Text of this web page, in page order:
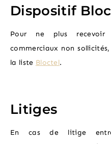
Dispositif
Pour ne plus recevoir
commerciaux non
la liste Bloctel.
Litiges
En cas de litige